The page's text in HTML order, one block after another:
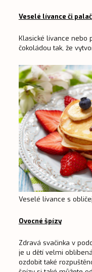
Veselé lívance či
Klasické lívance nebo
čokoládou tak, že
Veselé lívance s
Ovocné špízy
Zdravá svačinka v
je u dětí velmi
ozdobit také